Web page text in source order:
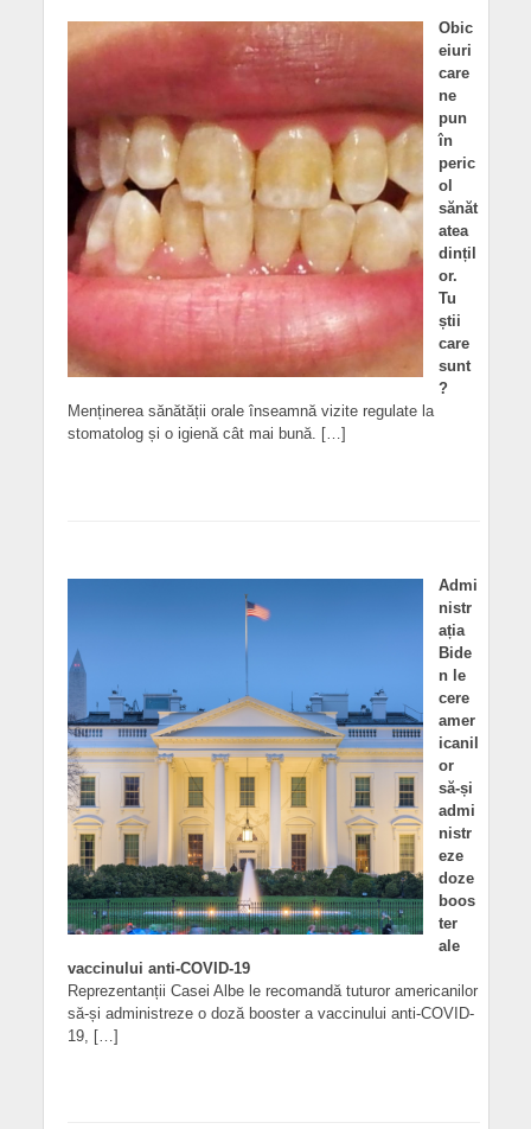
Obic
eiuri
care
ne
pun
în
peric
ol
sănăt
atea
dințil
or.
Tu
știi
care
sunt
?
Menținerea sănătății orale înseamnă vizite regulate la
stomatolog și o igienă cât mai bună. […]
Admi
nistr
ația
Bide
n le
cere
amer
icanil
or
să-și
admi
nistr
eze
doze
boos
ter
ale
vaccinului anti-COVID-19
Reprezentanții Casei Albe le recomandă tuturor americanilor
să-și administreze o doză booster a vaccinului anti-COVID-
19, […]